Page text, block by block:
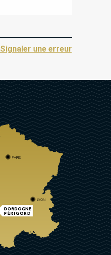
Signaler une erreur
DORDOGNE
PÉRIGORD
PARIS
LYON